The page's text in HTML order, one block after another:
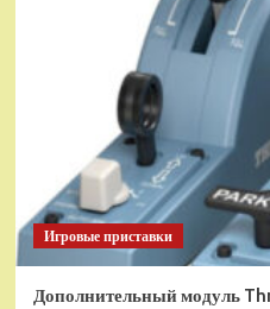
Игровые приставки
Дополнительный модуль